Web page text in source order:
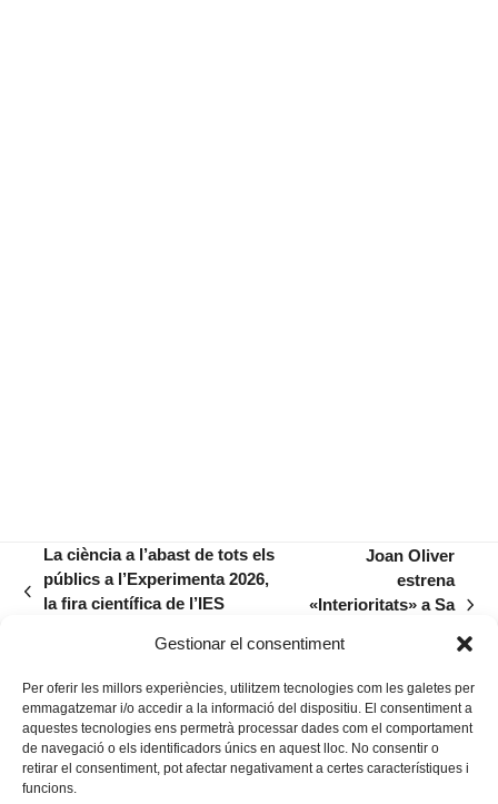
Gestionar el consentiment
Per oferir les millors experiències, utilitzem tecnologies com les galetes per
emmagatzemar i/o accedir a la informació del dispositiu. El consentiment a
aquestes tecnologies ens permetrà processar dades com el comportament
de navegació o els identificadors únics en aquest lloc. No consentir o
retirar el consentiment, pot afectar negativament a certes característiques i
funcions.
previous
La ciència a l’abast de tots els
públics a l’Experimenta 2026,
la fira científica de l’IES
next
post:
Joan Oliver
estrena
«Interioritats» a Sa